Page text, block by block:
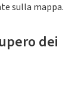
sulla mappa.
dei